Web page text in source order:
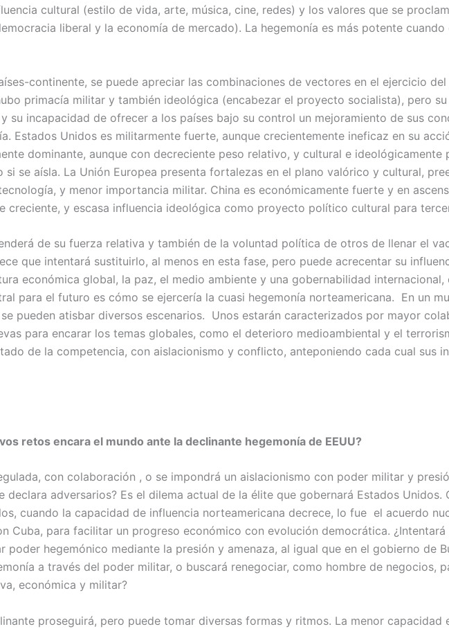
cultural (estilo de vida, arte, música, cine, redes) y los valores que se
liberal y la economía de mercado). La hegemonía es más potente cuando
continente, se puede apreciar las combinaciones de vectores en el ejercicio del
primacía militar y también ideológica (encabezar el proyecto socialista), pero
su incapacidad de ofrecer a los países bajo su control un mejoramiento de sus
Estados Unidos es militarmente fuerte, aunque crecientemente ineficaz en su
dominante, aunque con decreciente peso relativo, y cultural e ideológicamente
si se aísla. La Unión Europea presenta fortalezas en el plano valórico y cultural,
y menor importancia militar. China es económicamente fuerte y en
creciente, y escasa influencia ideológica como proyecto político cultural para
de su fuerza relativa y también de la voluntad política de otros de llenar el
que intentará sustituirlo, al menos en esta fase, pero puede acrecentar su
económica global, la paz, el medio ambiente y una gobernabilidad internacional,
para el futuro es cómo se ejercería la cuasi hegemonía norteamericana. En un
pueden atisbar diversos escenarios. Unos estarán caracterizados por mayor
para encarar los temas globales, como el deterioro medioambiental y el
de la competencia, con aislacionismo y conflicto, anteponiendo cada cual sus
retos encara el mundo ante la declinante hegemonía de EEUU?
con colaboración , o se impondrá un aislacionismo con poder militar y
declara adversarios? Es el dilema actual de la élite que gobernará Estados Unidos.
cuando la capacidad de influencia norteamericana decrece, lo fue el acuerdo
Cuba, para facilitar un progreso económico con evolución democrática. ¿Intentará
poder hegemónico mediante la presión y amenaza, al igual que en el gobierno de
a través del poder militar, o buscará renegociar, como hombre de negocios,
económica y militar?
proseguirá, pero puede tomar diversas formas y ritmos. La menor capacidad